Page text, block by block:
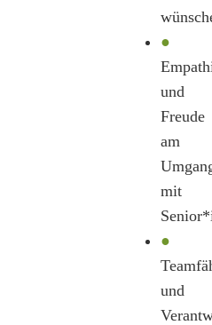
●
und
Freude
am
mit
●
und